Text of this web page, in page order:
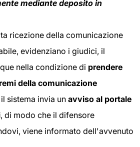
mediante deposito in
ricezione della comunicazione
evidenziano i giudici, il
nella condizione di prendere
della comunicazione
sistema invia un avviso al portale
, di modo che il difensore
viene informato dell'avvenuto